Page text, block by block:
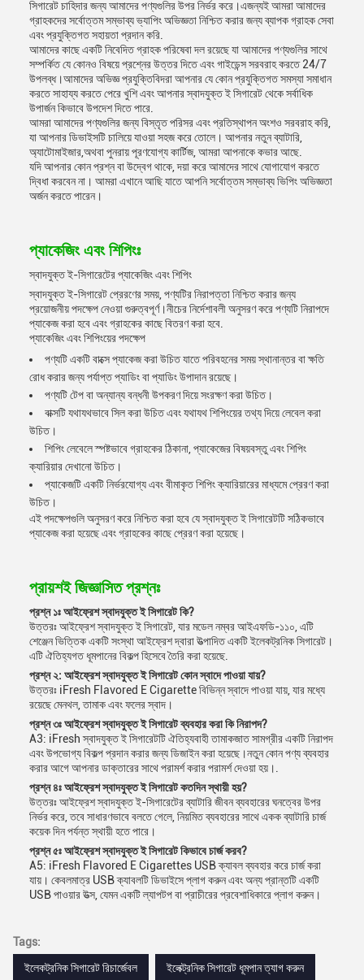
সিগারেট চাহিদার জন্য আমাদের পণ্যগুলির উপর নির্ভর করে।এজন্যই আমরা আমাদের
গ্রাহকদের সর্বোত্তম সম্ভাব্য ভ্যাপিং অভিজ্ঞতা নিশ্চিত করার জন্য ব্যাপক গ্রাহক সেবা
এবং প্রযুক্তিগত সহায়তা প্রদান করি.
আমাদের কাছে একটি নিবেদিত গ্রাহক পরিষেবা দল রয়েছে যা আমাদের পণ্যগুলির সাথে
সম্পর্কিত যে কোনও বিষয়ে প্রশ্নের উত্তর দিতে এবং গাইডেন্স সরবরাহ করতে 24/7
উপলব্ধ।আমাদের অভিজ্ঞ প্রযুক্তিবিদরা আপনার যে কোন প্রযুক্তিগত সমস্যা সমাধান
করতে সাহায্য করতে পেরে খুশি এবং আপনার স্বাদযুক্ত ই সিগারেট থেকে সর্বাধিক
উপার্জন কিভাবে উপদেশ দিতে পারে.
আমরা আমাদের পণ্যগুলির জন্য বিস্তৃত পরিসর এবং প্রতিস্থাপন অংশও সরবরাহ করি,
যা আপনার ডিভাইসটি চালিয়ে যাওয়া সহজ করে তোলে। আপনার নতুন ব্যাটারি,
অ্যাটোমাইজার,অথবা পুনরায় পূরণযোগ্য কার্টিজ, আমরা আপনাকে কভার আছে.
যদি আপনার কোন প্রশ্ন বা উদ্বেগ থাকে, দয়া করে আমাদের সাথে যোগাযোগ করতে
দ্বিধা করবেন না। আমরা এখানে আছি যাতে আপনি সর্বোত্তম সম্ভাব্য ভিপিং অভিজ্ঞতা
অর্জন করতে পারেন।
প্যাকেজিং এবং শিপিংঃ
স্বাদযুক্ত ই-সিগারেটের প্যাকেজিং এবং শিপিং
স্বাদযুক্ত ই-সিগারেট প্রেরণের সময়, পণ্যটির নিরাপত্তা নিশ্চিত করার জন্য
প্রয়োজনীয় পদক্ষেপ নেওয়া গুরুত্বপূর্ণ।নীচের নির্দেশাবলী অনুসরণ করে পণ্যটি নিরাপদে
প্যাকেজ করা হবে এবং গ্রাহকের কাছে বিতরণ করা হবে.
প্যাকেজিং এবং শিপিংয়ের পদক্ষেপ
পণ্যটি একটি বাক্সে প্যাকেজ করা উচিত যাতে পরিবহনের সময় স্থানান্তর বা ক্ষতি
রোধ করার জন্য পর্যাপ্ত প্যাডিং বা প্যাডিং উপাদান রয়েছে।
পণ্যটি টেপ বা অন্যান্য বন্ধনী উপকরণ দিয়ে সংরক্ষণ করা উচিত।
বাক্সটি যথাযথভাবে সিল করা উচিত এবং যথাযথ শিপিংয়ের তথ্য দিয়ে লেবেল করা
উচিত।
শিপিং লেবেলে স্পষ্টভাবে গ্রাহকের ঠিকানা, প্যাকেজের বিষয়বস্তু এবং শিপিং
ক্যারিয়ার দেখানো উচিত।
প্যাকেজটি একটি নির্ভরযোগ্য এবং বীমাকৃত শিপিং ক্যারিয়ারের মাধ্যমে প্রেরণ করা
উচিত।
এই পদক্ষেপগুলি অনুসরণ করে নিশ্চিত করা হবে যে স্বাদযুক্ত ই সিগারেটটি সঠিকভাবে
প্যাকেজ করা হয়েছে এবং গ্রাহকের কাছে প্রেরণ করা হয়েছে।
প্রায়শই জিজ্ঞাসিত প্রশ্নঃ
প্রশ্ন ১ঃ আইফ্রেশ স্বাদযুক্ত ই সিগারেট কি?
উত্তরঃ আইফ্রেশ স্বাদযুক্ত ই সিগারেট, যার মডেল নম্বর আইএফডি-১১০, এটি
শেঞ্জেন ভিত্তিক একটি সংস্থা আইফ্রেশ দ্বারা উত্পাদিত একটি ইলেকট্রনিক সিগারেট।
এটি ঐতিহ্যগত ধূমপানের বিকল্প হিসেবে তৈরি করা হয়েছে.
প্রশ্ন ২: আইফ্রেশ স্বাদযুক্ত ই সিগারেট কোন স্বাদে পাওয়া যায়?
উত্তরঃ iFresh Flavored E Cigarette বিভিন্ন স্বাদে পাওয়া যায়, যার মধ্যে
রয়েছে মেনথল, তামাক এবং ফলের স্বাদ।
প্রশ্ন ৩ঃ আইফ্রেশ স্বাদযুক্ত ই সিগারেট ব্যবহার করা কি নিরাপদ?
A3: iFresh স্বাদযুক্ত ই সিগারেটটি ঐতিহ্যবাহী তামাকজাত সামগ্রীর একটি নিরাপদ
এবং উপভোগ্য বিকল্প প্রদান করার জন্য ডিজাইন করা হয়েছে।নতুন কোন পণ্য ব্যবহার
করার আগে আপনার ডাক্তারের সাথে পরামর্শ করার পরামর্শ দেওয়া হয়।.
প্রশ্ন ৪ঃ আইফ্রেশ স্বাদযুক্ত ই সিগারেট কতদিন স্থায়ী হয়?
উত্তরঃ আইফ্রেশ স্বাদযুক্ত ই-সিগারেটের ব্যাটারি জীবন ব্যবহারের ঘনত্বের উপর
নির্ভর করে, তবে সাধারণভাবে বলতে গেলে, নিয়মিত ব্যবহারের সাথে একক ব্যাটারি চার্জ
কয়েক দিন পর্যন্ত স্থায়ী হতে পারে।
প্রশ্ন ৫ঃ আইফ্রেশ স্বাদযুক্ত ই সিগারেট কিভাবে চার্জ করব?
A5: iFresh Flavored E Cigarettes USB ক্যাবল ব্যবহার করে চার্জ করা
যায়। কেবলমাত্র USB ক্যাবলটি ডিভাইসে প্লাগ করুন এবং অন্য প্রান্তটি একটি
USB পাওয়ার উত্স, যেমন একটি ল্যাপটপ বা প্রাচীরের প্রবেশাধিকারে প্লাগ করুন।
Tags:
ইলেকট্রনিক সিগারেট রিচার্জেবল
ইলেক্ট্রনিক সিগারেট ধূমপান ত্যাগ করুন